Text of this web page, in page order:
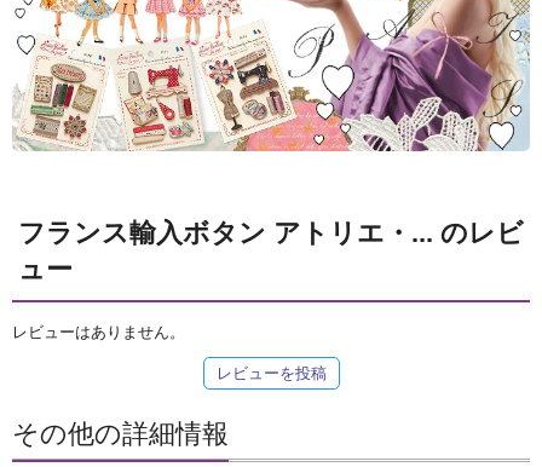
フランス輸入ボタン アトリエ・... のレビ
ュー
レビューはありません。
レビューを投稿
その他の詳細情報